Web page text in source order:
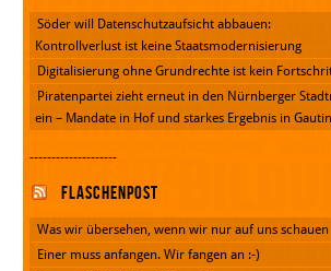
Söder will Datenschutzaufsicht abbauen:
Kontrollverlust ist keine Staatsmodernisierung
Digitalisierung ohne Grundrechte ist kein
Piratenpartei zieht erneut in den Nürnberger
ein – Mandate in Hof und starkes Ergebnis in
--------------------
Flaschenpost
Was wir übersehen, wenn wir nur auf uns schauen
Einer muss anfangen. Wir fangen an :-)